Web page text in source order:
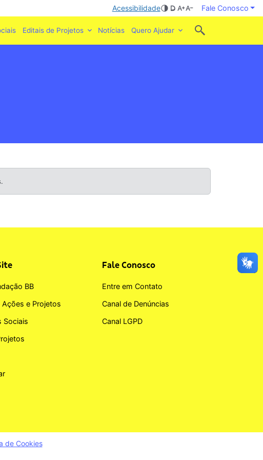
Acessibilidade Fale Conosco
Editais de Projetos Notícias Quero Ajudar
BB
Ações e Projetos
Sociais
Fale Conosco
Entre em Contato
Canal de Denúncias
Canal LGPD
de Cookies